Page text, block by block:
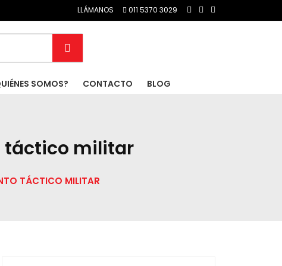
LLÁMANOS 011 5370 3029
SOMOS? CONTACTO BLOG
táctico militar
TÁCTICO MILITAR